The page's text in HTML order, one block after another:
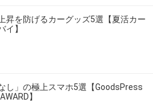
昇を防げるカーグッズ5選【夏活カー
イ】
し」の極上スマホ5選【GoodsPress
】